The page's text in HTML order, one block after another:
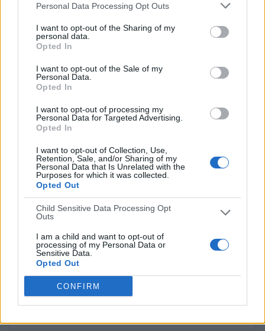
Personal Data Processing Opt Outs
I want to opt-out of the Sharing of my
personal data.
Opted In
I want to opt-out of the Sale of my
Personal Data.
Opted In
I want to opt-out of processing my
Personal Data for Targeted Advertising.
Opted In
I want to opt-out of Collection, Use,
Retention, Sale, and/or Sharing of my
Personal Data that Is Unrelated with the
Purposes for which it was collected.
Opted Out
Child Sensitive Data Processing Opt
Outs
I am a child and want to opt-out of
processing of my Personal Data or
Sensitive Data.
Opted Out
CONFIRM
Copa Cataluña 1 (100%)
RANKING POR DEPORTES
Fútbol
Ver ranking completo
Nº DE PARTIDOS POR DÍA DE LA SEMANA
-
- %
- 1 -
- -